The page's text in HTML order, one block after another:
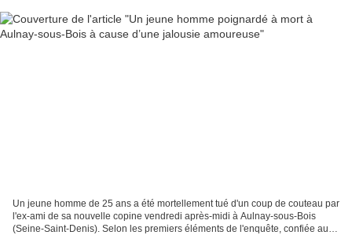
Un jeune homme de 25 ans a été mortellement tué d'un coup de couteau par
l'ex-ami de sa nouvelle copine vendredi après-midi à Aulnay-sous-Bois
(Seine-Saint-Denis). Selon les premiers éléments de l'enquête, confiée au